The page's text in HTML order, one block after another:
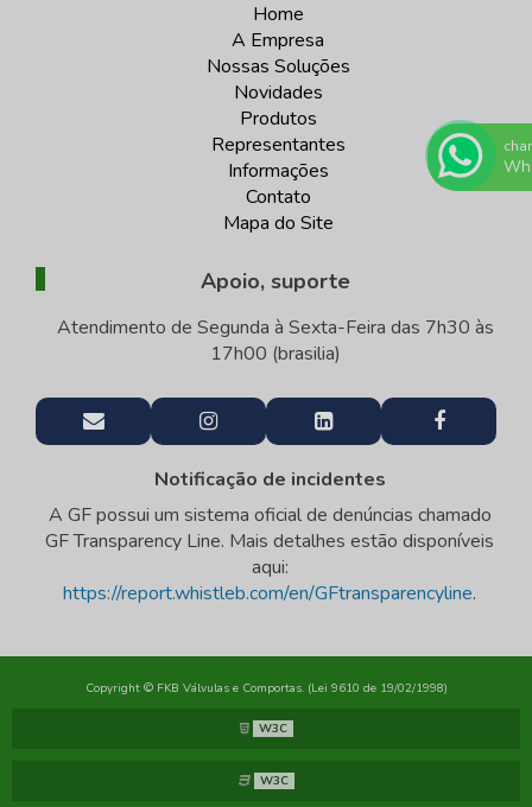
Home
A Empresa
Nossas Soluções
Novidades
Produtos
Representantes
Informações
Contato
Mapa do Site
Apoio, suporte
Atendimento de Segunda à Sexta-Feira das 7h30 às
17h00 (brasilia)
Notificação de incidentes
A GF possui um sistema oficial de denúncias chamado
GF Transparency Line. Mais detalhes estão disponíveis
aqui:
https://report.whistleb.com/en/GFtransparencyline.
Copyright © FKB Válvulas e Comportas. (Lei 9610 de 19/02/1998)
W3C
W3C